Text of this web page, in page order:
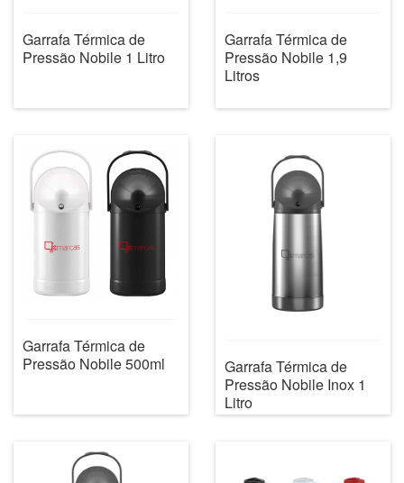
Garrafa Térmica de
Pressão Nobile 1 Litro
Garrafa Térmica de
Pressão Nobile 1,9
Litros
Garrafa Térmica de
Pressão Nobile 500ml
Garrafa Térmica de
Pressão Nobile Inox 1
Litro